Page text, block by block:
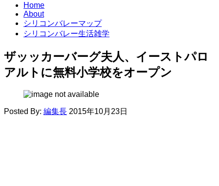
Home
About
シリコンバレーマップ
シリコンバレー生活雑学
ザッッカーバーグ夫人、イーストパロ
アルトに無料小学校をオープン
Posted By: 編集長 2015年10月23日